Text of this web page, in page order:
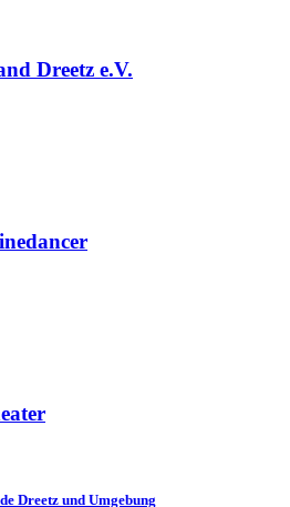
Dreetz e.V.
Dreetz und Umgebung